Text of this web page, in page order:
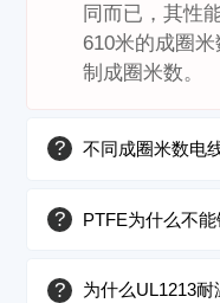
同而已，其性
610米的成圈
制成圈米数。
? 不同成圈米数电
? PTFE为什么不能
? 为什么UL1213耐